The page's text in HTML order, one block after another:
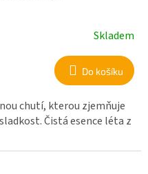
Skladem
Do košíku
chutí, kterou zjemňuje
Čistá esence léta z